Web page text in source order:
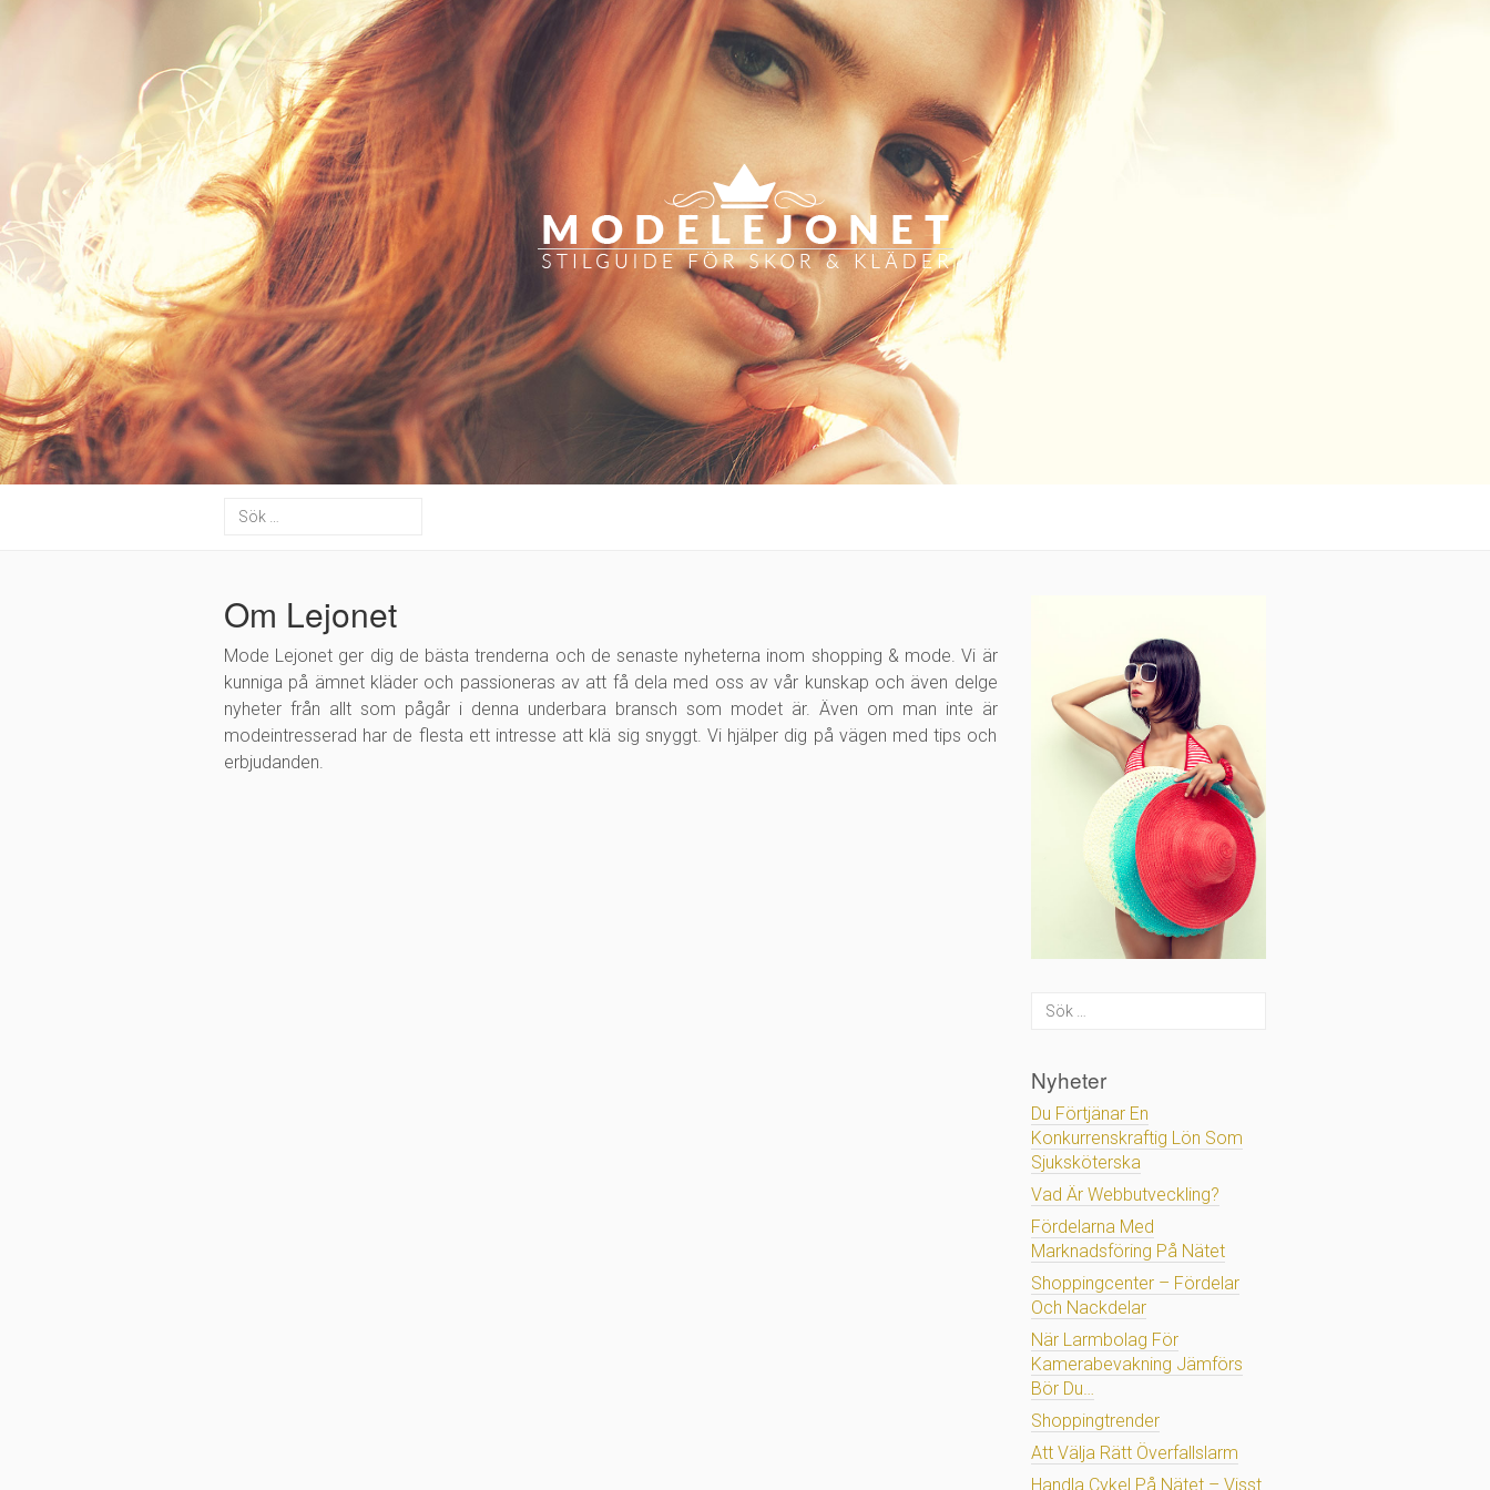
Om Lejonet
Mode Lejonet ger dig de bästa trenderna och de senaste nyheterna inom shopping & mode. Vi är
kunniga på ämnet kläder och passioneras av att få dela med oss av vår kunskap och även delge
nyheter från allt som pågår i denna underbara bransch som modet är. Även om man inte är
modeintresserad har de flesta ett intresse att klä sig snyggt. Vi hjälper dig på vägen med tips och
erbjudanden.
Nyheter
Du Förtjänar En
Konkurrenskraftig Lön Som
Sjuksköterska
Vad Är Webbutveckling?
Fördelarna Med
Marknadsföring På Nätet
Shoppingcenter – Fördelar
Och Nackdelar
När Larmbolag För
Kamerabevakning Jämförs
Bör Du…
Shoppingtrender
Att Välja Rätt Överfallslarm
Handla Cykel På Nätet – Visst